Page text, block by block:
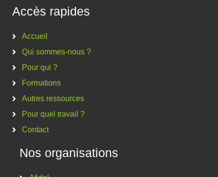
Accès rapides
Accueil
Qui sommes-nous ?
Pour qui ?
Formations
Autres ressources
Pour quel travail ?
Contact
Nos organisations